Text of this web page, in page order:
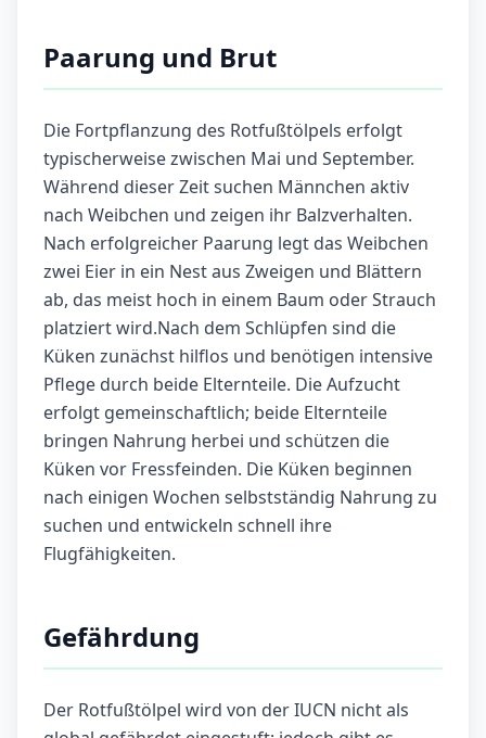
Paarung und Brut
Die Fortpflanzung des Rotfußtölpels erfolgt
typischerweise zwischen Mai und September.
Während dieser Zeit suchen Männchen aktiv
nach Weibchen und zeigen ihr Balzverhalten.
Nach erfolgreicher Paarung legt das Weibchen
zwei Eier in ein Nest aus Zweigen und Blättern
ab, das meist hoch in einem Baum oder Strauch
platziert wird.Nach dem Schlüpfen sind die
Küken zunächst hilflos und benötigen intensive
Pflege durch beide Elternteile. Die Aufzucht
erfolgt gemeinschaftlich; beide Elternteile
bringen Nahrung herbei und schützen die
Küken vor Fressfeinden. Die Küken beginnen
nach einigen Wochen selbstständig Nahrung zu
suchen und entwickeln schnell ihre
Flugfähigkeiten.
Gefährdung
Der Rotfußtölpel wird von der IUCN nicht als